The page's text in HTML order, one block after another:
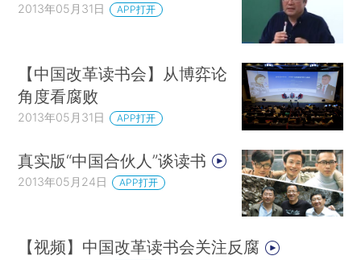
2013年05月31日 APP打开
【中国改革读书会】从博弈论
角度看腐败
2013年05月31日 APP打开
真实版“中国合伙人”谈读书
2013年05月24日 APP打开
【视频】中国改革读书会关注反腐